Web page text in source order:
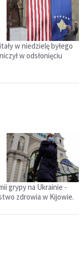
w niedzielę byłego
w odsłonięciu
grypy na Ukrainie -
zdrowia w Kijowie.